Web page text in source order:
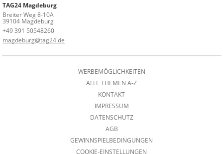
TAG24 Magdeburg
Breiter Weg 8-10A
39104 Magdeburg
+49 391 50548260
magdeburg@tag24.de
WERBEMÖGLICHKEITEN
ALLE THEMEN A-Z
KONTAKT
IMPRESSUM
DATENSCHUTZ
AGB
GEWINNSPIELBEDINGUNGEN
COOKIE-EINSTELLUNGEN